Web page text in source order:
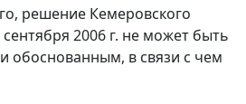
решение Кемеровского
сентября 2006 г. не может быть
обоснованным, в связи с чем